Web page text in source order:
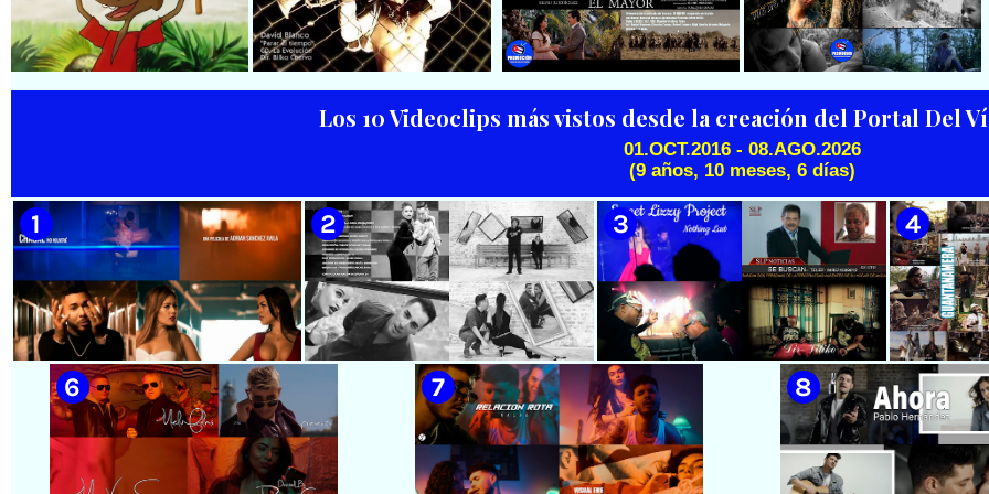
🟡 Lázaro Valdés & Bamboleo -
¨Necesito tiempo¨ - Videoclip -
Dirección: Salamandra
Productions
🟡 Septeto Santiaguero -
¨Gusto y Sabor¨ - Videoclip -
Dirección: David Hernández -
Baghavan Ishaya
¨Chapeando¨ - Videoclip
Animado - Dirección: Ian
Padrón
tiempo¨ - Videoclip -
Dirección: Bilko Cuervo
cubana - Punto Cubano -
Punto Guajiro || Videoclip ||
CUBA
🟡 Beatriz Márquez - ¨Mujer
Bayamesa¨ 📺 Videoclip - 🎬
Director: Ángel Alderete
🟡 July Roby || ¨Contigo o sin tí¨
|| Videoclip || Música Urbana
Cubana || Director: Marlon el
Científiko || CUBA
🟡 Silvio Rodríguez - ¨El
Mayor¨ 📺 Videoclip - 🎬
Director: Ángel Alderete -
Videoclip de la película de
ficción ¨EL MAYOR¨ inspirada
en la vida del Mayor General
Ignacio Agramonte y Loynaz /
Director: Rigoberto López
Pego / ICAIC 👉 CUBA 👌
🟢 Pirro | ¨Vuelve a mi¨ |
Videoclip | Música Urbana
Cubana | Artistas Cubanos |
Canción | CUBA
Los 10 Videoclips más vistos desde la creación del Portal Del
01.OCT.2016 - 08.AGO.2026
(9 años, 10 meses, 6 días)